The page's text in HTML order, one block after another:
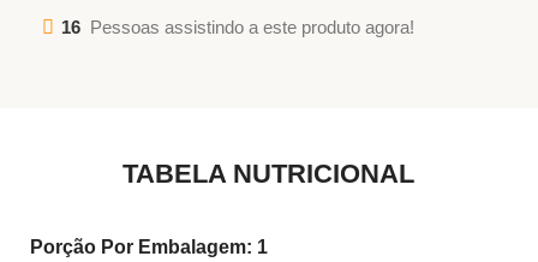
16 Pessoas assistindo a este produto agora!
TABELA NUTRICIONAL
Porção Por Embalagem: 1